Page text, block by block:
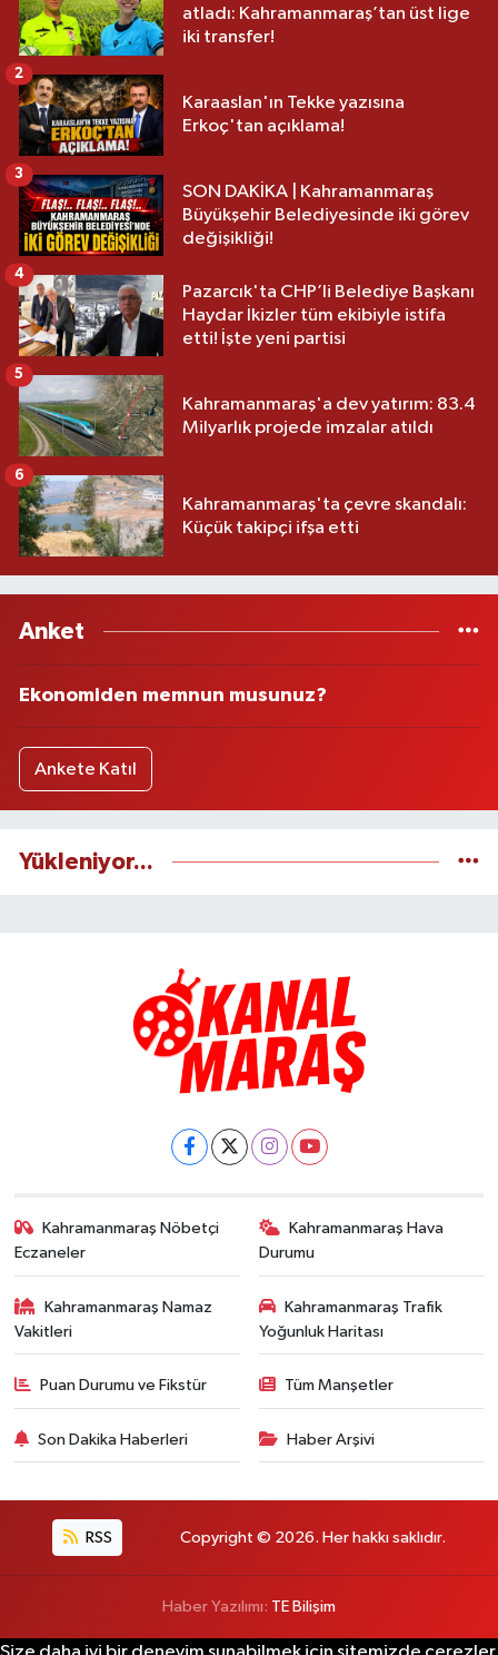
atladı: Kahramanmaraş’tan üst lige
iki transfer!
Karaaslan'ın Tekke yazısına
Erkoç'tan açıklama!
2
SON DAKİKA | Kahramanmaraş
Büyükşehir Belediyesinde iki görev
değişikliği!
3
Pazarcık'ta CHP’li Belediye Başkanı
Haydar İkizler tüm ekibiyle istifa
etti! İşte yeni partisi
4
Kahramanmaraş'a dev yatırım: 83.4
Milyarlık projede imzalar atıldı
5
Kahramanmaraş'ta çevre skandalı:
Küçük takipçi ifşa etti
6
Anket
Ekonomiden memnun musunuz?
Ankete Katıl
Yükleniyor...
Kahramanmaraş Nöbetçi
Eczaneler
Kahramanmaraş Hava
Durumu
Kahramanmaraş Namaz
Vakitleri
Kahramanmaraş Trafik
Yoğunluk Haritası
Puan Durumu ve Fikstür Tüm Manşetler
Son Dakika Haberleri Haber Arşivi
RSS Copyright © 2026. Her hakkı saklıdır.
Haber Yazılımı: TE Bilişim